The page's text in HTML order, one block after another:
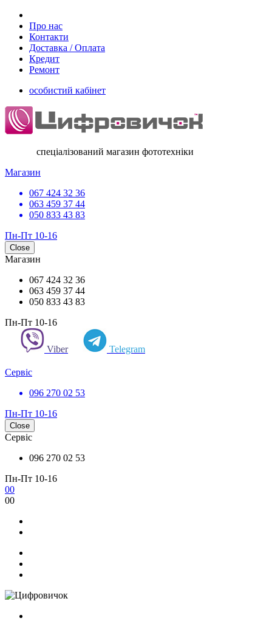
Про нас
Контакти
Доставка / Оплата
Кредит
Ремонт
особистий кабінет
спеціалізований магазин фототехніки
Магазин
067 424 32 36
063 459 37 44
050 833 43 83
Пн-Пт 10-16
Close
Магазин
067 424 32 36
063 459 37 44
050 833 43 83
Пн-Пт 10-16
Viber Telegram
Сервіс
096 270 02 53
Пн-Пт 10-16
Close
Сервіс
096 270 02 53
Пн-Пт 10-16
00
00